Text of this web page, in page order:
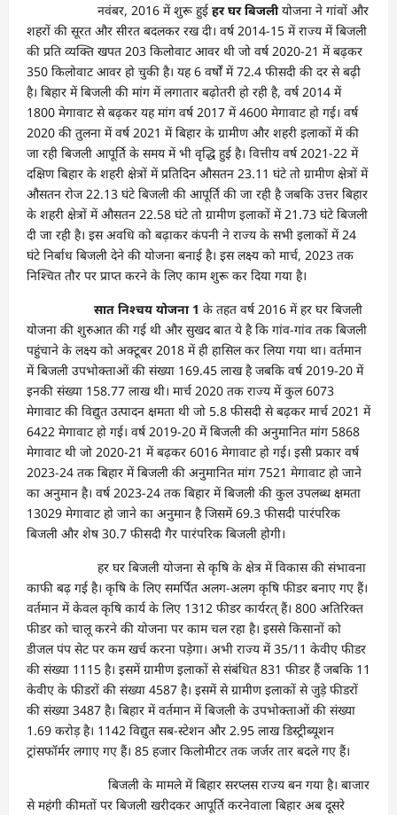
नवंबर, 2016 में शुरू हुई हर घर बिजलीयोजना ने गांवों और
शहरों की सूरत और सीरत बदलकर रख दी। वर्ष 2014-15 में राज्य में बिजली
की प्रति व्यक्ति खपत 203 किलोवाट आवर थी जो वर्ष 2020-21 में बढ़कर
350 किलोवाट आवर हो चुकी है। यह 6 वर्षों में 72.4 फीसदी की दर से बढ़ी
है। बिहार में बिजली की मांग में लगातार बढ़ोतरी हो रही है, वर्ष 2014 में
1800 मेगावाट से बढ़कर यह मांग वर्ष 2017 में 4600 मेगावाट हो गई। वर्ष
2020 की तुलना में वर्ष 2021 में बिहार के ग्रामीण और शहरी इलाकों में की
जा रही बिजली आपूर्ति के समय में भी वृद्धि हुई है। वित्तीय वर्ष 2021-22 में
दक्षिण बिहार के शहरी क्षेत्रों में प्रतिदिन औसतन 23.11 घंटे तो ग्रामीण क्षेत्रों में
औसतन रोज 22.13 घंटे बिजली की आपूर्ति की जा रही है जबकि उत्तर बिहार
के शहरी क्षेत्रों में औसतन 22.58 घंटे तो ग्रामीण इलाकों में 21.73 घंटे बिजली
दी जा रही है। इस अवधि को बढ़ाकर कंपनी ने राज्य के सभी इलाकों में 24
घंटे निर्बाध बिजली देने की योजना बनाई है। इस लक्ष्य को मार्च, 2023 तक
निश्चित तौर पर प्राप्त करने के लिए काम शुरू कर दिया गया है।
सात निश्चय योजना 1 के तहत वर्ष 2016 में हर घर बिजली
योजना की शुरुआत की गई थी और सुखद बात ये है कि गांव-गांव तक बिजली
पहुंचाने के लक्ष्य को अक्टूबर 2018 में ही हासिल कर लिया गया था। वर्तमान
में बिजली उपभोक्ताओं की संख्या 169.45 लाख है जबकि वर्ष 2019-20 में
इनकी संख्या 158.77 लाख थी। मार्च 2020 तक राज्य में कुल 6073
मेगावाट की विद्युत उत्पादन क्षमता थी जो 5.8 फीसदी से बढ़कर मार्च 2021 में
6422 मेगावाट हो गई। वर्ष 2019-20 में बिजली की अनुमानित मांग 5868
मेगावाट थी जो 2020-21 में बढ़कर 6016 मेगावाट हो गई। इसी प्रकार वर्ष
2023-24 तक बिहार में बिजली की अनुमानित मांग 7521 मेगावाट हो जाने
का अनुमान है। वर्ष 2023-24 तक बिहार में बिजली की कुल उपलब्ध क्षमता
13029 मेगावाट हो जाने का अनुमान है जिसमें 69.3 फीसदी पारंपरिक
बिजली और शेष 30.7 फीसदी गैर पारंपरिक बिजली होगी।
हर घर बिजली योजना से कृषि के क्षेत्र में विकास की संभावना
काफी बढ़ गई है। कृषि के लिए समर्पित अलग-अलग कृषि फीडर बनाए गए हैं।
वर्तमान में केवल कृषि कार्य के लिए 1312 फीडर कार्यरत् हैं। 800 अतिरिक्त
फीडर को चालू करने की योजना पर काम चल रहा है। इससे किसानों को
डीजल पंप सेट पर कम खर्च करना पड़ेगा। अभी राज्य में 35/11 केवीए फीडर
की संख्या 1115 है। इसमें ग्रामीण इलाकों से संबंधित 831 फीडर हैं जबकि 11
केवीए के फीडरों की संख्या 4587 है। इसमें से ग्रामीण इलाकों से जुड़े फीडरों
की संख्या 3487 है। बिहार में वर्तमान में बिजली के उपभोक्ताओं की संख्या
1.69 करोड़ है। 1142 विद्युत सब-स्टेशन और 2.95 लाख डिस्ट्रीब्यूशन
ट्रांसफॉर्मर लगाए गए हैं। 85 हजार किलोमीटर तक जर्जर तार बदले गए हैं।
बिजली के मामले में बिहार सरप्लस राज्य बन गया है। बाजार
से महंगी कीमतों पर बिजली खरीदकर आपूर्ति करनेवाला बिहार अब दूसरे